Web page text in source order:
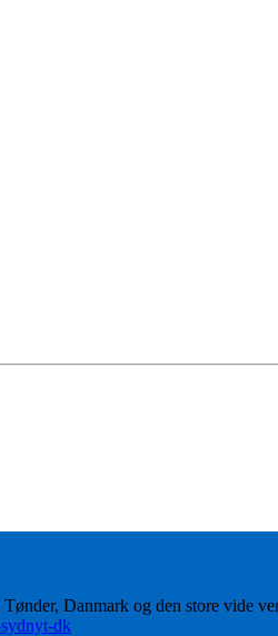
Danmark og den store vide
dk